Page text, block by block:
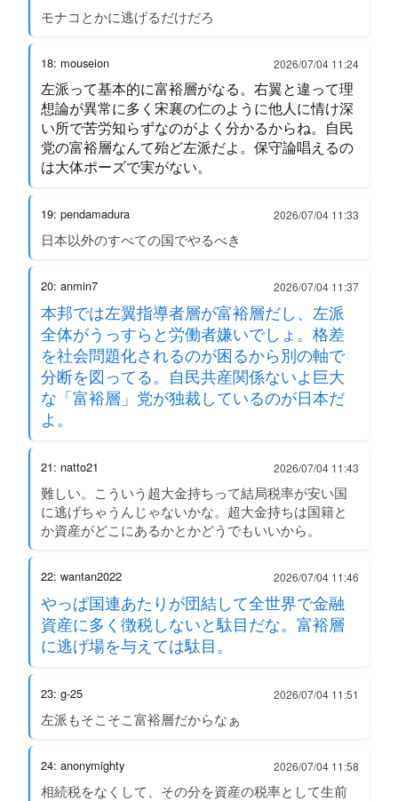
モナコとかに逃げるだけだろ
18: mouseion 2026/07/04 11:24
左派って基本的に富裕層がなる。右翼と違って理
想論が異常に多く宋襄の仁のように他人に情け深
い所で苦労知らずなのがよく分かるからね。自民
党の富裕層なんて殆ど左派だよ。保守論唱えるの
は大体ポーズで実がない。
19: pendamadura 2026/07/04 11:33
日本以外のすべての国でやるべき
20: anmin7 2026/07/04 11:37
本邦では左翼指導者層が富裕層だし、左派
全体がうっすらと労働者嫌いでしょ。格差
を社会問題化されるのが困るから別の軸で
分断を図ってる。自民共産関係ないよ巨大
な「富裕層」党が独裁しているのが日本だ
よ。
21: natto21 2026/07/04 11:43
難しい。こういう超大金持ちって結局税率が安い国
に逃げちゃうんじゃないかな。超大金持ちは国籍と
か資産がどこにあるかとかどうでもいいから。
22: wantan2022 2026/07/04 11:46
やっぱ国連あたりが団結して全世界で金融
資産に多く徴税しないと駄目だな。富裕層
に逃げ場を与えては駄目。
23: g-25 2026/07/04 11:51
左派もそこそこ富裕層だからなぁ
24: anonymighty 2026/07/04 11:58
相続税をなくして、その分を資産の税率として生前